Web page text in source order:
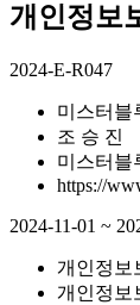
개인정보
2024-E-R047
미스터블
조 승 진
미스터블
https://
2024-11-01 ~
개인정보
개인정보